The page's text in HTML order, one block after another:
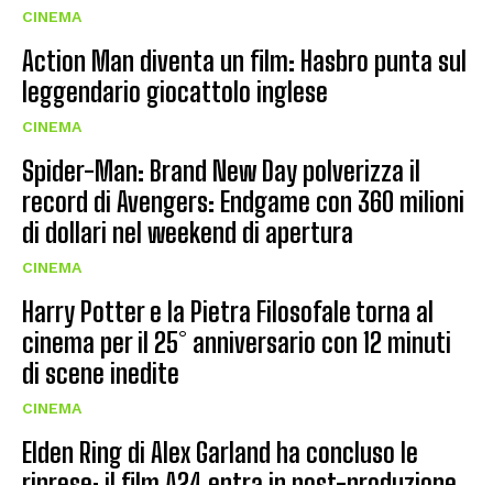
CINEMA
Action Man diventa un film: Hasbro punta sul
leggendario giocattolo inglese
CINEMA
Spider-Man: Brand New Day polverizza il
record di Avengers: Endgame con 360 milioni
di dollari nel weekend di apertura
CINEMA
Harry Potter e la Pietra Filosofale torna al
cinema per il 25° anniversario con 12 minuti
di scene inedite
CINEMA
Elden Ring di Alex Garland ha concluso le